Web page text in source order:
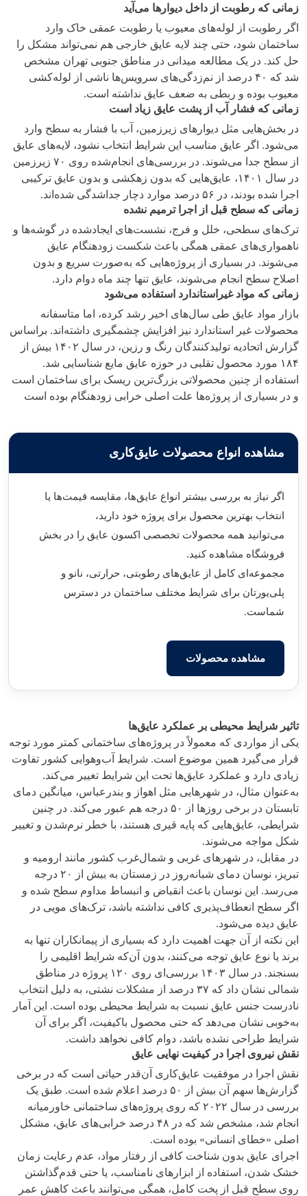
زمانی که رطوبت از داخل دیوارها می‌آید
اگر رطوبت از لوله‌های معیوب یا رطوبت عمقی خاک وارد
ساختمان شود، حتی چند لایه عایق خارجی هم نمی‌تواند مشکل را
حل کند. در یک مطالعه میدانی در مناطق جنوبی تهران مشخص
شد که ۴۰ درصد از نم‌زدگی‌های سرویس‌ها ناشی از لوله‌کشی
معیوب بوده و ربطی به ضعف عایق نداشته است.
زمانی که فشار آب از پشت عایق زیاد است
در بخش‌هایی مثل دیوارهای زیرزمین، آب با فشار به سطح وارد
می‌شود. اگر عایق مناسب این شرایط انتخاب نشود، لایه‌های عایق
از سطح جدا می‌شوند. در بررسی‌های انجام‌شده روی ۷۰ زیرزمین
در سال ۱۴۰۱، عایق‌هایی که بدون زهکشی و بدون عایق ترکیبی
اجرا شده بودند، در ۵۶ درصد موارد دچار جداشدگی شده‌اند.
زمانی که سطح قبل از اجرا ترمیم نشده
ترک‌های سطحی، خلل و فرج، نشست‌های ایجادشده در گوشه‌ها و
ناهمواری‌های عمقی همگی باعث شکست زودهنگام عایق
می‌شوند. در بسیاری از پروژه‌هایی که به‌صورت سریع و بدون
اصلاح سطح انجام می‌شوند، عایق تنها چند ماه دوام دارد.
زمانی که مواد غیراستاندارد استفاده می‌شود
بازار مواد عایق طی سال‌های اخیر رشد کرده، اما متاسفانه
محصولات غیر استاندارد نیز افزایش چشمگیری داشته‌اند. براساس
گزارش اتحادیه تولیدکنندگان رنگ و رزین، در سال ۱۴۰۲ بیش از
۱۸۴ مورد محصول تقلبی در حوزه عایق مایع شناسایی شد.
استفاده از چنین محصولاتی بزرگ‌ترین ریسک برای ساختمان است
و در بسیاری از پروژه‌ها علت اصلی خرابی زودهنگام بوده است
مشاهده انواع محصولات عایق‌کاری
اگر نیاز به بررسی بیشتر انواع عایق‌ها، مقایسه قیمت‌ها یا
انتخاب بهترین محصول برای پروژه خود دارید،
می‌توانید همه محصولات تخصصی اکسون عایق را در بخش
فروشگاه مشاهده کنید.
مجموعه‌ای کامل از عایق‌های رطوبتی، حرارتی، نانو و
پلی‌یورتان برای شرایط مختلف ساختمان در دسترس
شماست.
مشاهده محصولات
تاثیر شرایط محیطی بر عملکرد عایق‌ها
یکی از مواردی که معمولاً در پروژه‌های ساختمانی کمتر مورد توجه
قرار می‌گیرد همین موضوع است. شرایط آب‌وهوایی کشور تفاوت
زیادی دارد و عملکرد عایق‌ها تحت این شرایط تغییر می‌کند.
به‌عنوان مثال، در شهرهایی مثل اهواز و بندرعباس، میانگین دمای
تابستان در برخی روزها از ۵۰ درجه هم عبور می‌کند. در چنین
شرایطی، عایق‌هایی که پایه قیری هستند، با خطر نرم‌شدن و تغییر
شکل مواجه می‌شوند.
در مقابل، در شهرهای غربی و شمال‌غرب کشور مانند ارومیه و
تبریز، نوسان دمای شبانه‌روز در زمستان به بیش از ۲۰ درجه
می‌رسد. این نوسان باعث انقباض و انبساط مداوم سطح شده و
اگر سطح انعطاف‌پذیری کافی نداشته باشد، ترک‌های مویی در
عایق دیده می‌شود.
این نکته از آن جهت اهمیت دارد که بسیاری از پیمانکاران تنها به
برند یا نوع عایق توجه می‌کنند، بدون آن‌که شرایط اقلیمی را
بسنجند. در سال ۱۴۰۳ بررسی‌ای روی ۱۲۰ پروژه در مناطق
شمالی نشان داد که ۳۷ درصد از مشکلات نشتی، به دلیل انتخاب
نادرست جنس عایق نسبت به شرایط محیطی بوده است. این آمار
به‌خوبی نشان می‌دهد که حتی محصول باکیفیت، اگر برای آن
شرایط طراحی نشده باشد، دوام کافی نخواهد داشت.
نقش نیروی اجرا در کیفیت نهایی عایق
نقش اجرا در موفقیت عایق‌کاری آن‌قدر حیاتی است که در برخی
گزارش‌ها سهم آن بیش از ۵۰ درصد اعلام شده است. طبق یک
بررسی در سال ۲۰۲۲ که روی پروژه‌های ساختمانی خاورمیانه
انجام شد، مشخص شد که در ۴۸ درصد خرابی‌های عایق، مشکل
اصلی «خطای انسانی» بوده است.
اجرای عایق بدون شناخت کافی از رفتار مواد، عدم رعایت زمان
خشک شدن، استفاده از ابزارهای نامناسب، یا حتی قدم‌گذاشتن
روی سطح قبل از پخت کامل، همگی می‌توانند باعث کاهش عمر